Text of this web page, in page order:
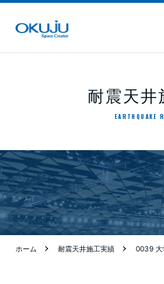
耐震天井
EARTHQUAKE
ホーム 耐震天井施工実績 0039 大